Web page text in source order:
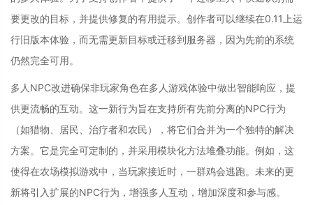
要更改的目标，并提供修复的有用提示。创作者可以继续在0.11上运
行旧版本体验，而无需更新目标或迁移到服务器，因为先前的系统
仍然完全可用。
多人NPC改进确保非玩家角色在多人游戏体验中做出智能响应，提
供更流畅的互动。这一新行为旨在支持所有先前分离的NPC行为
（如猎物、居民、治疗者和农民），将它们合并为一个独特的解决
方案。它是完全可定制的，并采用模块化方法堆叠功能。例如，这
使得在农场模拟游戏中，当玩家接近时，一群鸡会逃跑。未来的更
新将引入扩展的NPC行为，增强多人互动，增加深度和参与感。